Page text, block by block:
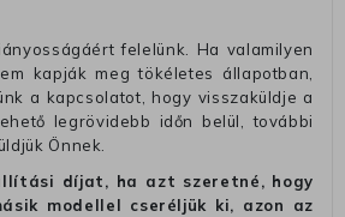
felelünk. Ha valamilyen
kapják meg tökéletes állapotban,
a kapcsolatot, hogy visszaküldje a
legrövidebb időn belül, további
Önnek.
díjat, ha azt szeretné, hogy
modellel cseréljük ki, azon az